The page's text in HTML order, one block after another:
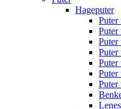
Hageputer
Puter
Puter
Puter
Puter
Puter
Puter
Puter